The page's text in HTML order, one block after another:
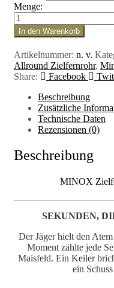
Menge:
MINOX
Zielfernrohr
RS-
6
|
1.6-
10x42
Menge
In den Warenkorb
Artikelnummer: n. v.
Allround Zielfernrohr,
Share:
Facebook
Beschreibung
Zusätzliche
Technische Daten
Rezensionen (0)
Beschreibung
MINOX
SEKUNDEN,
Der Jäger hielt den
Moment zählte jede
Maisfeld. Ein Keiler
ein